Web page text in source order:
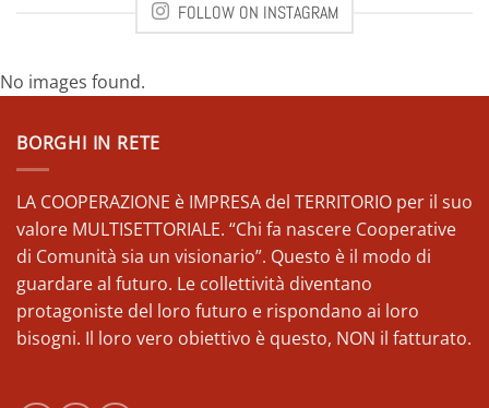
FOLLOW ON INSTAGRAM
No images found.
BORGHI IN RETE
LA COOPERAZIONE è IMPRESA del TERRITORIO per il suo
valore MULTISETTORIALE. “Chi fa nascere Cooperative
di Comunità sia un visionario”. Questo è il modo di
guardare al futuro. Le collettività diventano
protagoniste del loro futuro e rispondano ai loro
bisogni. Il loro vero obiettivo è questo, NON il fatturato.